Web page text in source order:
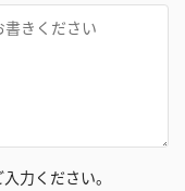
力ください。